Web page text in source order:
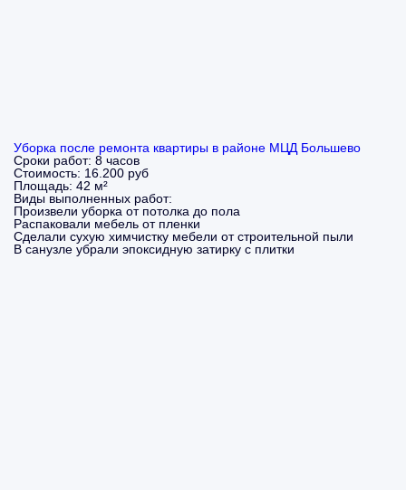
Уборка после ремонта квартиры в районе МЦД Большево
Сроки работ: 8 часов
Стоимость: 16.200 руб
Площадь: 42 м²
Виды выполненных работ:
Произвели уборка от потолка до пола
Распаковали мебель от пленки
Сделали сухую химчистку мебели от строительной пыли
В санузле убрали эпоксидную затирку с плитки